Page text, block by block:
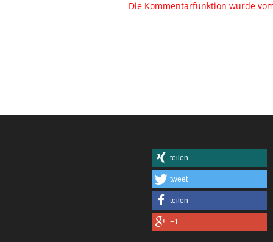
Die Kommentarfunktion wurde
teilen
tweet
teilen
+1